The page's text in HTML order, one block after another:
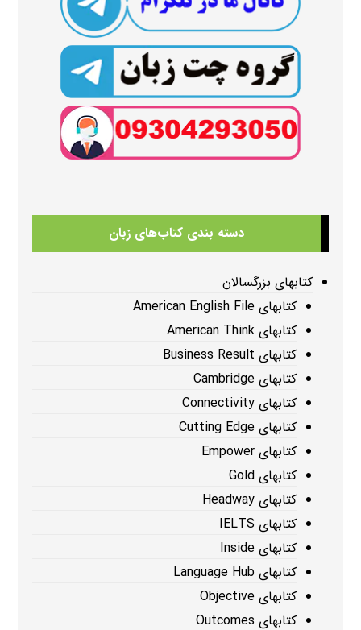
دسته بندی کتاب‌های زبان
کتابهای بزرگسالان
کتابهای American English File
کتابهای American Think
کتابهای Business Result
کتابهای Cambridge
کتابهای Connectivity
کتابهای Cutting Edge
کتابهای Empower
کتابهای Gold
کتابهای Headway
کتابهای IELTS
کتابهای Inside
کتابهای Language Hub
کتابهای Objective
کتابهای Outcomes